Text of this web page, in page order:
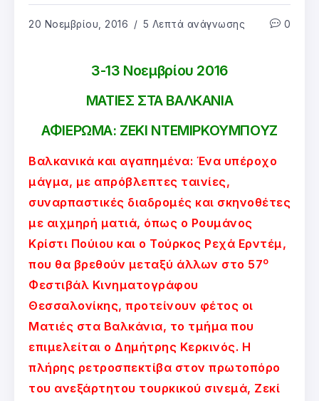
20 Νοεμβρίου, 2016 5 Λεπτά ανάγνωσης 0
3-13 Νοεμβρίου 2016
ΜΑΤΙΕΣ ΣΤΑ ΒΑΛΚΑΝΙΑ
ΑΦΙΕΡΩΜΑ: ΖΕΚΙ ΝΤΕΜΙΡΚΟΥΜΠΟΥΖ
Βαλκανικά και αγαπημένα: Ένα υπέροχο
μάγμα, με απρόβλεπτες ταινίες,
συναρπαστικές διαδρομές και σκηνοθέτες
με αιχμηρή ματιά, όπως ο Ρουμάνος
Κρίστι Πούιου και ο Τούρκος Ρεχά Ερντέμ,
που θα βρεθούν μεταξύ άλλων στο 57ο
Φεστιβάλ Κινηματογράφου
Θεσσαλονίκης, προτείνουν φέτος οι
Ματιές στα Βαλκάνια, το τμήμα που
επιμελείται ο Δημήτρης Κερκινός. Η
πλήρης ρετροσπεκτίβα στον πρωτοπόρο
του ανεξάρτητου τουρκικού σινεμά, Ζεκί